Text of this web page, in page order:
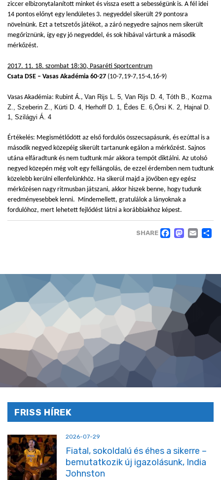
ziccer elbizonytalanított minket és vissza esett a sebességünk is. A fél idei
14 pontos előnyt egy lendületes 3. negyeddel sikerült 29 pontosra
növelnünk. Ezt a tetszetős játékot, a záró negyedre sajnos nem sikerült
megőriznünk, így egy jó negyeddel, és sok hibával vártunk a második
mérkőzést.
2017. 11. 18. szombat 18:30, Pasaréti Sportcentrum
Csata DSE – Vasas Akadémia 60-27 (10-7,19-7,15-4,16-9)
Vasas Akadémia: Rubint Á., Van Rijs L. 5, Van Rijs D. 4, Tóth B., Kozma
Z., Szeberin Z., Kürti D. 4, Herhoff D. 1, Édes E. 6,Örsi K. 2, Hajnal D.
1, Szilágyi Á. 4
Értékelés: Megismétlődött az első fordulós összecsapásunk, és ezúttal is a
második negyed közepéig sikerült tartanunk egálon a mérkőzést. Sajnos
utána elfáradtunk és nem tudtunk már akkora tempót diktálni. Az utolsó
negyed közepén még volt egy fellángolás, de ezzel érdemben nem tudtunk
közelebb kerülni ellenfelünkhöz. Ha sikerül majd a jövőben egy egész
mérkőzésen nagy ritmusban játszani, akkor hiszek benne, hogy tudunk
eredményesebbek lenni. Mindemellett, gratulálok a lányoknak a
fordulóhoz, mert lehetett fejlődést látni a korábbiakhoz képest.
SHARE
FRISS HÍREK
2026-07-29
Fiatal, sokoldalú és éhes a sikerre –
bemutatkozik új igazolásunk, India
Johnston